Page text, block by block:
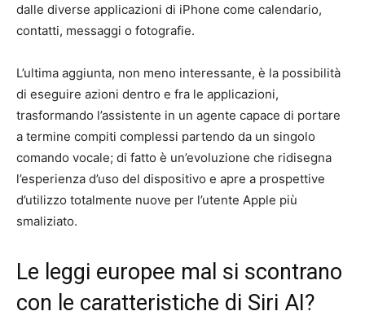
dalle diverse applicazioni di iPhone come calendario,
contatti, messaggi o fotografie.
L’ultima aggiunta, non meno interessante, è la possibilità
di eseguire azioni dentro e fra le applicazioni,
trasformando l’assistente in un agente capace di portare
a termine compiti complessi partendo da un singolo
comando vocale; di fatto è un’evoluzione che ridisegna
l’esperienza d’uso del dispositivo e apre a prospettive
d’utilizzo totalmente nuove per l’utente Apple più
smaliziato.
Le leggi europee mal si scontrano
con le caratteristiche di Siri AI?